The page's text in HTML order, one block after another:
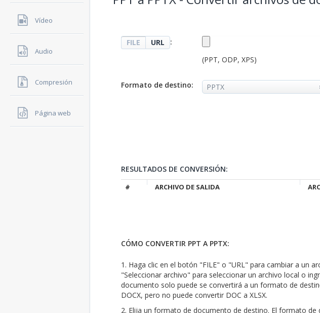
Vídeo
Audio
Compresión
Página web
FILE URL
:
(PPT, ODP, XPS)
Formato de destino:
RESULTADOS DE CONVERSIÓN:
# ARCHIVO DE SALIDA
CÓMO CONVERTIR PPT A PPTX:
1. Haga clic en el botón "FILE" o "URL" para cambiar a un
"Seleccionar archivo" para seleccionar un archivo local o
documento solo puede se convertirá a un formato de
DOCX, pero no puede convertir DOC a XLSX.
2. Elija un formato de documento de destino. El formato